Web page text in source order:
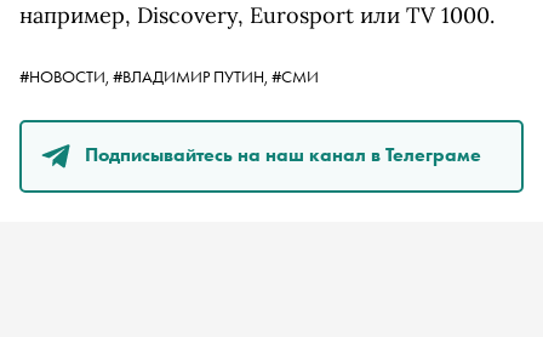
например, Discovery, Eurosport или TV 1000.
#НОВОСТИ, #ВЛАДИМИР ПУТИН, #СМИ
Подписывайтесь на наш канал в Телеграме